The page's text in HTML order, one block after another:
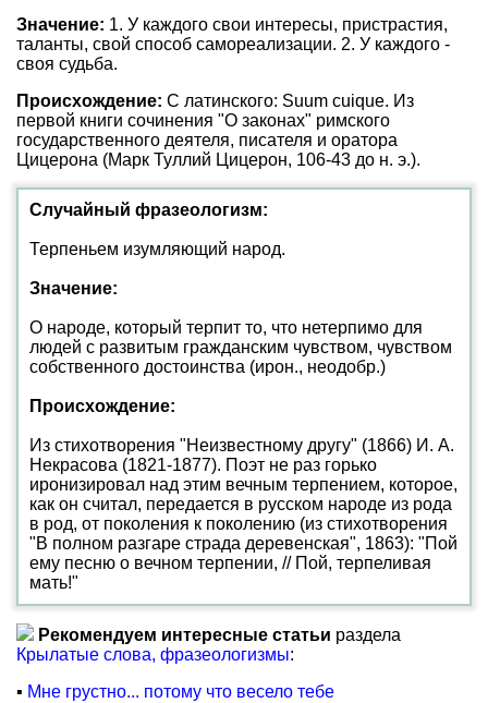
Значение: 1. У каждого свои интересы, пристрастия,
таланты, свой способ самореализации. 2. У каждого -
своя судьба.
Происхождение: С латинского: Suum cuique. Из
первой книги сочинения "О законах" римского
государственного деятеля, писателя и оратора
Цицерона (Марк Туллий Цицерон, 106-43 до н. э.).
Случайный фразеологизм:
Терпеньем изумляющий народ.
Значение:
О народе, который терпит то, что нетерпимо для
людей с развитым гражданским чувством, чувством
собственного достоинства (ирон., неодобр.)
Происхождение:
Из стихотворения "Неизвестному другу" (1866) И. А.
Некрасова (1821-1877). Поэт не раз горько
иронизировал над этим вечным терпением, которое,
как он считал, передается в русском народе из рода
в род, от поколения к поколению (из стихотворения
"В полном разгаре страда деревенская", 1863): "Пой
ему песню о вечном терпении, // Пой, терпеливая
мать!"
Рекомендуем интересные статьи раздела
Крылатые слова, фразеологизмы:
▪ Мне грустно... потому что весело тебе